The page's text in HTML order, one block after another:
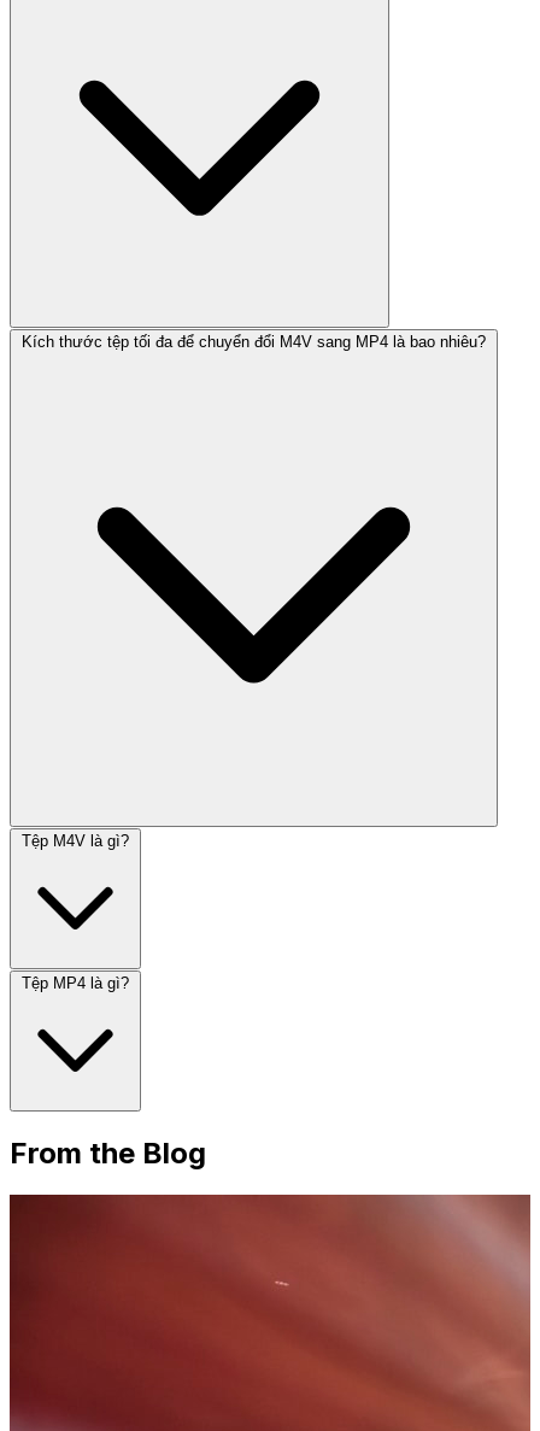
Kích thước tệp tối đa để chuyển đổi M4V sang MP4 là bao nhiêu?
Tệp M4V là gì?
Tệp MP4 là gì?
From the Blog